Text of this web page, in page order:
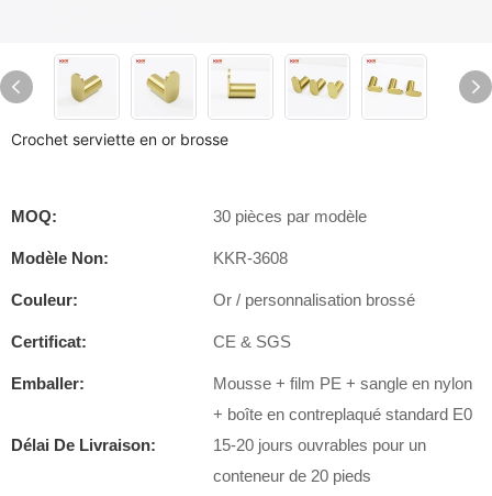
Crochet serviette en or brosse
MOQ: 30 pièces par modèle
Modèle Non: KKR-3608
Couleur: Or / personnalisation brossé
Certificat: CE & SGS
Emballer:
Mousse + film PE + sangle en nylon
+ boîte en contreplaqué standard E0
Délai De Livraison:
15-20 jours ouvrables pour un
conteneur de 20 pieds